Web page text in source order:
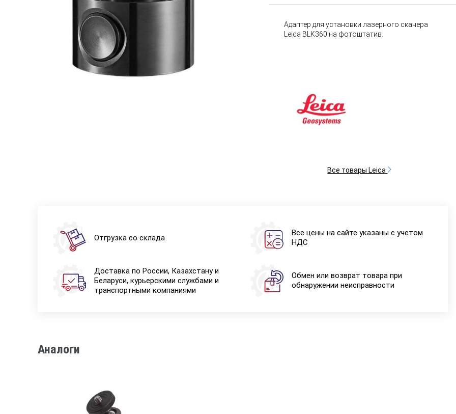
Адаптер для установки лазерного сканера
Leica BLK360 на фотоштатив.
Все товары Leica
Отгрузка со склада
Все цены на сайте указаны с учетом
НДС
Доставка по России, Казахстану и
Беларуси, курьерскими службами и
транспортными компаниями
Обмен или возврат товара при
обнаружении неисправности
Аналоги